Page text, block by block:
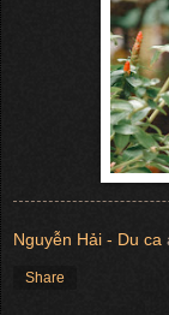
Nguyễn Hải - Du ca
Share